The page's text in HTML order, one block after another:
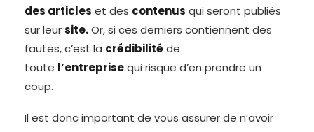
des articles et des contenus qui seront publiés
sur leursite.Or, si ces derniers contiennent des
fautes, c’est la crédibilité de
toute l’entreprisequi risque d’en prendre un
coup.
Il est donc important de vous assurer de n’avoir